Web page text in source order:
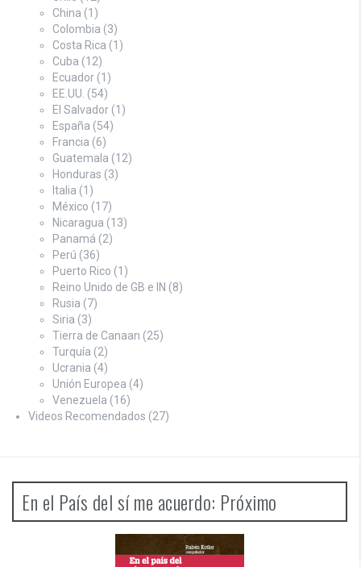
China (1)
Colombia (3)
Costa Rica (1)
Cuba (12)
Ecuador (1)
EE.UU. (54)
El Salvador (1)
España (54)
Francia (6)
Guatemala (12)
Honduras (3)
Italia (1)
México (17)
Nicaragua (13)
Panamá (2)
Perú (36)
Puerto Rico (1)
Reino Unido de GB e IN (8)
Rusia (7)
Siria (3)
Tierra de Canaan (25)
Turquía (2)
Ucrania (4)
Unión Europea (4)
Venezuela (16)
Videos Recomendados (27)
En el País del sí me acuerdo: Próximo